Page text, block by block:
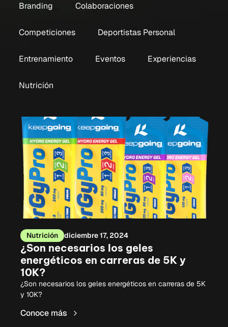
Branding Colaboraciones
Competiciones Deportistas Personal
Entrenamiento Eventos Experiencias
Nutrición
Nutrición diciembre 17, 2024
¿Son necesarios los geles
energéticos en carreras de 5K y
10K?
¿Son necesarios los geles energéticos en carreras de 5K
y 10K?
Conoce más